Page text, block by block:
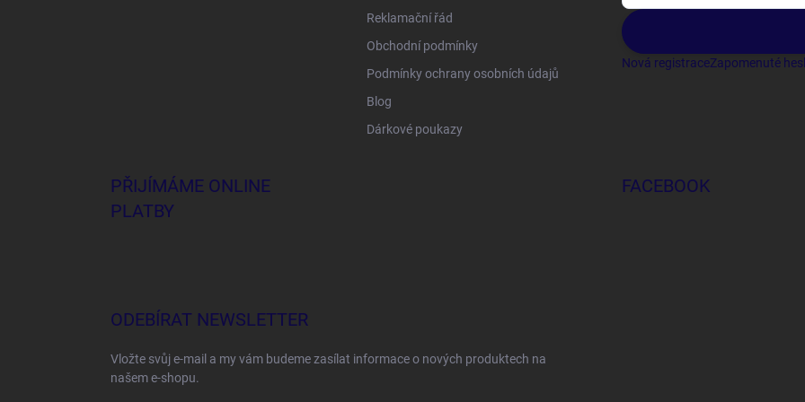
Reklamační řád
Obchodní podmínky
Podmínky ochrany osobních údajů
Blog
Dárkové poukazy
Nová registraceZapomenuté
PŘIJÍMÁME ONLINE
PLATBY
FACEBOOK
ODEBÍRAT NEWSLETTER
Vložte svůj e-mail a my vám budeme zasílat informace o nových produktech na
našem e-shopu.